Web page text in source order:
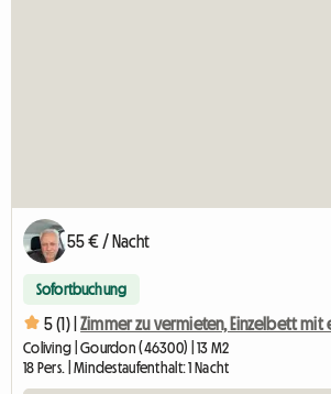
55 € / Nacht
Sofortbuchung
5 (1) |
Coliving | Gourdon (46300) | 13 M2
18 Pers. | Mindestaufenthalt: 1 Nacht